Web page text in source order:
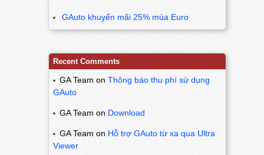
GAuto khuyến mãi 25% mùa Euro
Recent Comments
GA Team on Thông báo thu phí sử dụng
GAuto
GA Team on Download
GA Team on Hỗ trợ GAuto từ xa qua Ultra
Viewer